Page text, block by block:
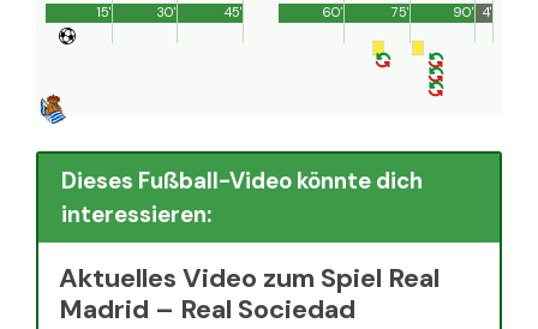
45'
15' 30' 90'
60' 75' 4'
Dieses Fußball-Video könnte dich
interessieren:
Aktuelles Video zum Spiel Real
Madrid – Real Sociedad